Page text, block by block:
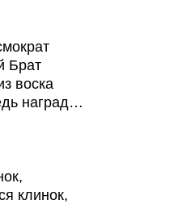
Брат
воска
наград…
клинок,